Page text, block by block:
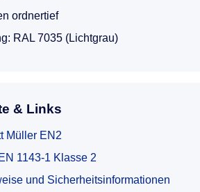
ordnertief
RAL 7035 (Lichtgrau)
& Links
Müller EN2
1143-1 Klasse 2
und Sicherheitsinformationen